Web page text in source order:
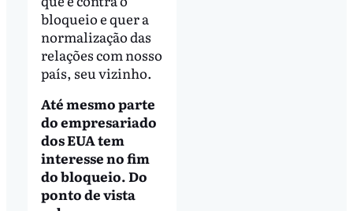
bloqueio e quer a
normalização das
relações com nosso
país, seu vizinho.
Até mesmo parte
do empresariado
dos EUA tem
interesse no fim
do bloqueio. Do
ponto de vista